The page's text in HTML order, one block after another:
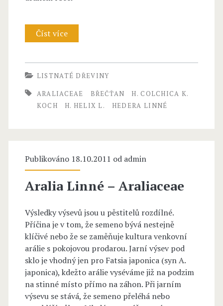
l
–
A
r
a
c
e
e
Číst víceH
D
R
i
é
–
A
r
a
l
LISTNATÉ DŘEVINY
ARALIACEAE
BŘEČŤAN
H. COLCHICA K.
KOCH
H. HELIX L. HEDERA LINNÉ
Publikováno 18.10.2011 od admin
Aralia Linné – Araliaceae
Výsledky výsevů jsou u pěstitelů rozdílné.
Příčina je v tom, že semeno bývá nestejně
klíčivé nebo že se zaměňuje kultura venkovní
arálie s pokojovou prodarou. Jarní výsev pod
sklo je vhodný jen pro Fatsia japonica (syn A.
japonica), kdežto arálie vyséváme již na podzim
na stinné místo přímo na záhon. Při jarním
výsevu se stává, že semeno přeléhá nebo